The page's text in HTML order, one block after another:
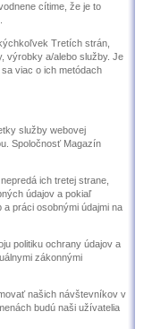
cítime, že je to
Tretích strán,
výrobky a/alebo služby. Je
viac o ich metódach
služby webovej
Spoločnosť Magazín
ich tretej strane,
údajov a pokiaľ
práci osobnými údajmi na
politiku ochrany údajov a
zákonnými
našich návštevníkov v
budú naši užívatelia